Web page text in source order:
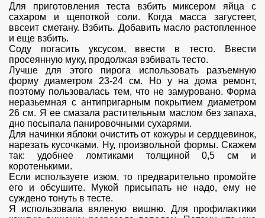
Для приготовления теста взбить миксером яйца с
сахаром и щепоткой соли. Когда масса загустеет,
ввсеит сметану. Взбить. Добавить масло растопленное
и еще взбить.
Соду погасить уксусом, ввести в тесто. Ввести
просеянную муку, продолжая взбивать тесто.
Лучше для этого пирога использовать разъемную
форму диаметром 23-24 см. Но у на дома ремонт,
поэтому пользовалась тем, что не замуровано. Форма
неразьемная с антипригарным покрытием диаметром
26 см. Я ее смазала растительным маслом без запаха,
дно посыпала панировочными сухарями.
Для начинки яблоки очистить от кожуры и сердцевинок,
нарезать кусочками. Ну, произвольной формы. Скажем
так: удобнее ломтиками толщиной 0,5 см и
коротенькими.
Если используете изюм, то предварительно промойте
его и обсушите. Мукой присыпать не надо, ему не
суждено тонуть в тесте.
Я использовала вяленую вишню. Для профилактики